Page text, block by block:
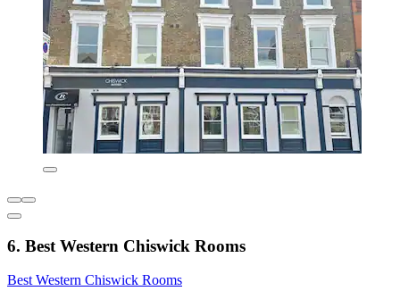
6. Best Western Chiswick Rooms
Best Western Chiswick Rooms